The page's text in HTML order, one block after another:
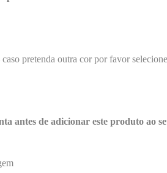
pretenda outra cor por favor
antes de adicionar este produto ao